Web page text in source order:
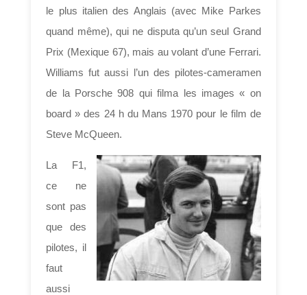
le plus italien des Anglais (avec Mike Parkes
quand même), qui ne disputa qu’un seul Grand
Prix (Mexique 67), mais au volant d’une Ferrari.
Williams fut aussi l’un des pilotes-cameramen
de la Porsche 908 qui filma les images « on
board » des 24 h du Mans 1970 pour le film de
Steve McQueen.
La F1,
ce ne
sont pas
que des
pilotes, il
faut
aussi